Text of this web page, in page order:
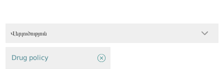
Վերլուծություն
Drug policy